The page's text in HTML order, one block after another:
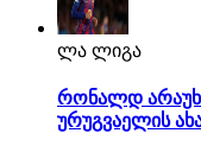
ლა ლიგა
რონალდ
ურუგვაელის